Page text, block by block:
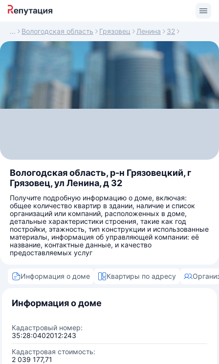
Вологодская область Грязовец Ленина 32
Вологодская область, р-н Грязовецкий, г
Грязовец, ул Ленина, д 32
Получите подробную информацию о доме, включая:
общее количество квартир в здании, наличие и список
организаций или компаний, расположенных в доме,
детальные характеристики строения, такие как год
постройки, этажность, тип конструкции и использованные
материалы, информация об управляющей компании: её
название, контактные данные, и качество
предоставляемых услуг
Информация о доме Квартиры по адресу
Информация о доме
Кадастровый номер:
35:28:0402012:243
Кадастровая стоимость:
2 039 177,71